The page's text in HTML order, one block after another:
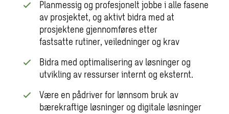
Planmessig og profesjonelt jobbe i alle fasene
av prosjektet, og aktivt bidra med at
prosjektene gjennomføres etter
fastsatte rutiner, veiledninger og krav
Bidra med optimalisering av løsninger og
utvikling av ressurser internt og eksternt.
Være en pådriver for lønnsom bruk av
bærekraftige løsninger og digitale løsninger